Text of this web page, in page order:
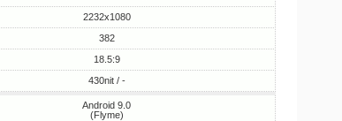
2232x1080
382
18.5:9
430nit / -
Android 9.0
(Flyme)